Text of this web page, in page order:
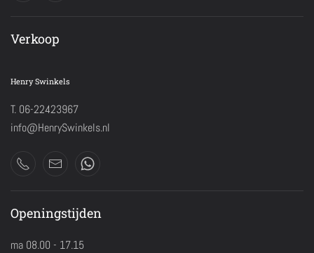
Verkoop
Henry Swinkels
T. 06-22423967
info@HenrySwinkels.nl
Openingstijden
ma 08.00 - 17.15